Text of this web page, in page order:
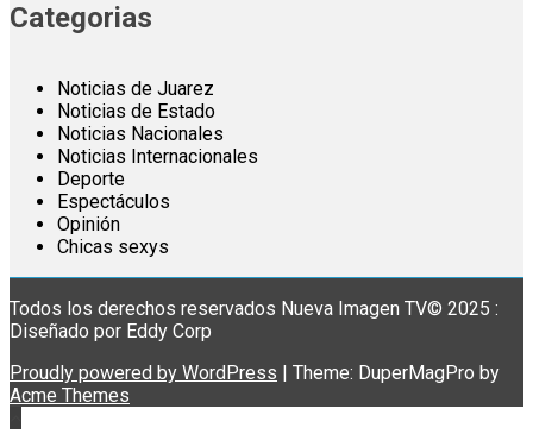
Categorias
Noticias de Juarez
Noticias de Estado
Noticias Nacionales
Noticias Internacionales
Deporte
Espectáculos
Opinión
Chicas sexys
Todos los derechos reservados Nueva Imagen TV© 2025 :
Diseñado por Eddy Corp
Proudly powered by WordPress
Theme: DuperMagPro by
Acme Themes